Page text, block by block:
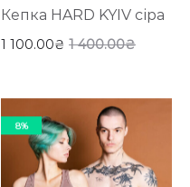
Кепка HARD KYIV сіра
1 400.00₴
1 100.00₴
8%